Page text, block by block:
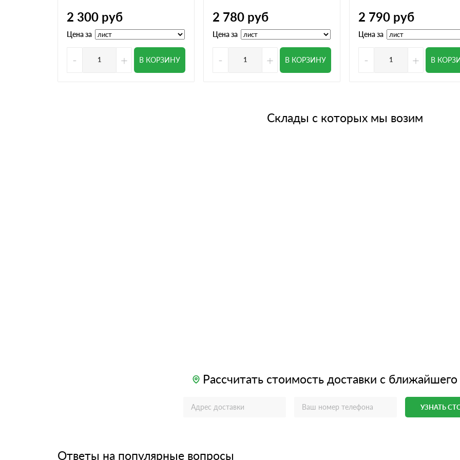
2 300 руб
Цена за
- + В КОРЗИНУ
2 780 руб
Цена за
- + В КОРЗИНУ
2 790 руб
Цена за
- + В
Склады с которых мы возим
Рассчитать стоимость доставки с ближайшего
УЗНАТЬ
Ответы на популярные вопросы